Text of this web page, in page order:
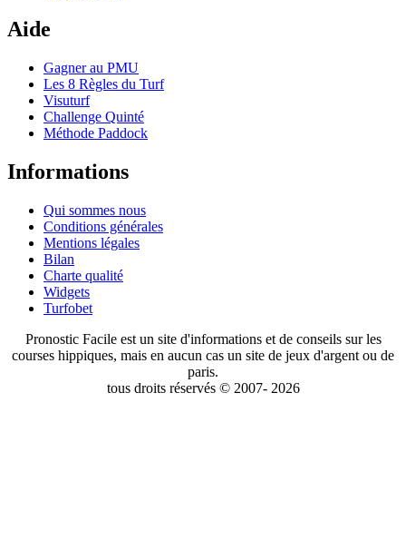
Aide
Gagner au PMU
Les 8 Règles du Turf
Visuturf
Challenge Quinté
Méthode Paddock
Informations
Qui sommes nous
Conditions générales
Mentions légales
Bilan
Charte qualité
Widgets
Turfobet
Pronostic Facile est un site d'informations et de conseils sur les
courses hippiques, mais en aucun cas un site de jeux d'argent ou de
paris.
tous droits réservés © 2007- 2026